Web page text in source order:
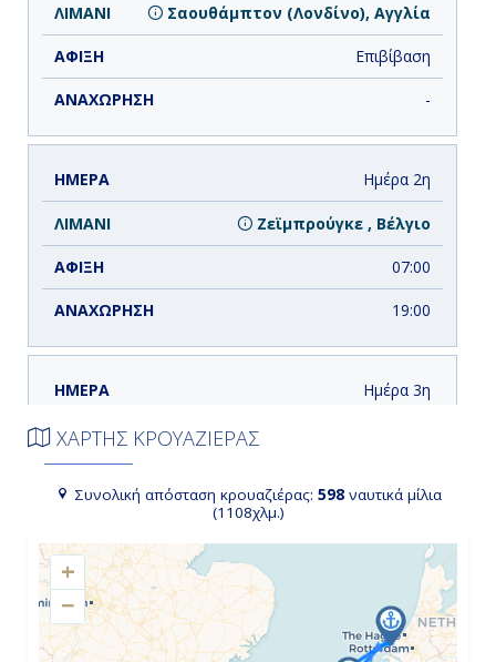
Σαουθάμπτον (Λονδίνο), Αγγλία
Επιβίβαση
-
Ημέρα 2η
Ζεϊμπρούγκε , Βέλγιο
07:00
19:00
Ημέρα 3η
Ρότερνταμ , Ολλανδία
Ημέρα 4η
Εν Πλω
ΧΑΡΤΗΣ ΚΡΟΥΑΖΙΕΡΑΣ
Συνολική απόσταση κρουαζιέρας: 598ναυτικά μίλια
(1108χλμ.)
+
−